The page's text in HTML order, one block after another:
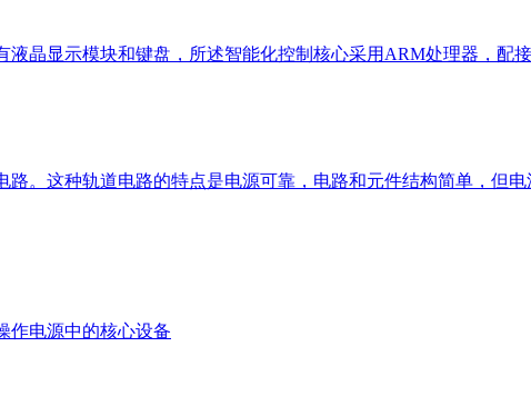
晶显示模块和键盘，所述智能化控制核心采用ARM处理器，配
。这种轨道电路的特点是电源可靠，电路和元件结构简单，但
作电源中的核心设备